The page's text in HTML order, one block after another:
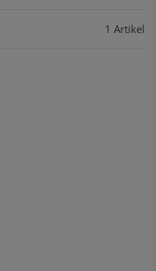
1 Artikel